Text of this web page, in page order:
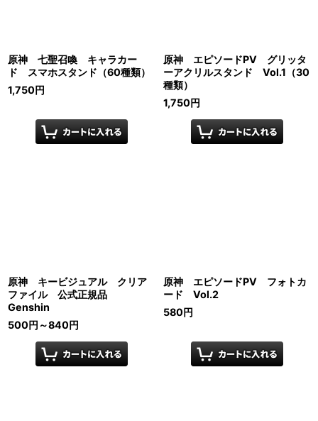
原神 七聖召喚 キャラカー
ド スマホスタンド（60種類）
1,750円
原神 エピソードPV グリッタ
ーアクリルスタンド Vol.1（30
種類）
1,750円
原神 キービジュアル クリア
ファイル 公式正規品
Genshin
500円 ～840円
原神 エピソードPV フォトカ
ード Vol.2
580円